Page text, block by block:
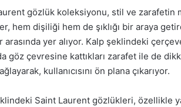
gözlük koleksiyonu, stil ve zarafetin
hem dişiliği hem de şıklığı bir araya
arasında yer alıyor. Kalp şeklindeki
göz çevresine kattıkları zarafet ile de
kullanıcısını ön plana çıkarıyor.
Saint Laurent gözlükleri, özellikle